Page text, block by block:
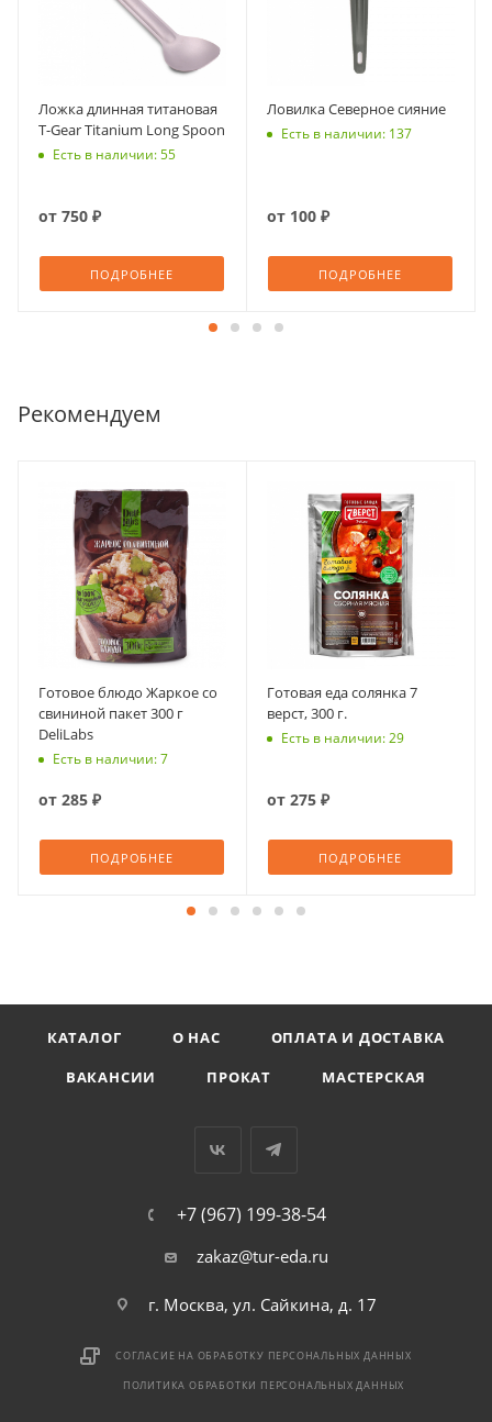
Ложка длинная титановая
T-Gear Titanium Long Spoon
Есть в наличии: 55
от 750 ₽
ПОДРОБНЕЕ
Ловилка Северное сияние
Есть в наличии: 137
от 100 ₽
ПОДРОБНЕЕ
Рекомендуем
Готовое блюдо Жаркое со
свининой пакет 300 г
DeliLabs
Есть в наличии: 7
от 285 ₽
ПОДРОБНЕЕ
Готовая еда солянка 7
верст, 300 г.
Есть в наличии: 29
от 275 ₽
ПОДРОБНЕЕ
КАТАЛОГ О НАС
ОПЛАТА И ДОСТАВКА
ВАКАНСИИ
ПРОКАТ МАСТЕРСКАЯ
+7 (967) 199-38-54
zakaz@tur-eda.ru
г. Москва, ул. Сайкина, д. 17
СОГЛАСИЕ НА ОБРАБОТКУ ПЕРСОНАЛЬНЫХ ДАННЫХ
ПОЛИТИКА ОБРАБОТКИ ПЕРСОНАЛЬНЫХ ДАННЫХ